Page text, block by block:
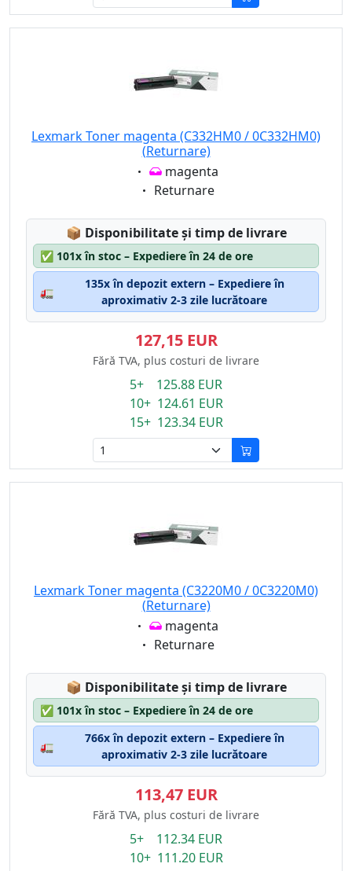
Lexmark Toner magenta (C332HM0 / 0C332HM0)
(Returnare)
Eigenschaft:
magenta
Eigenschaft:
Returnare
📦 Lagerstatus:
Disponibilitate și timp de livrare
✅ 101x în stoc – Expediere în 24 de ore
🚛
135x în depozit extern – Expediere în
aproximativ 2-3 zile lucrătoare
127,15 EUR
Fără TVA, plus costuri de livrare
5+ 125.88 EUR
10+ 124.61 EUR
15+ 123.34 EUR
Lexmark Toner magenta (C3220M0 / 0C3220M0)
(Returnare)
Eigenschaft:
magenta
Eigenschaft:
Returnare
📦 Lagerstatus:
Disponibilitate și timp de livrare
✅ 101x în stoc – Expediere în 24 de ore
🚛
766x în depozit extern – Expediere în
aproximativ 2-3 zile lucrătoare
113,47 EUR
Fără TVA, plus costuri de livrare
5+ 112.34 EUR
10+ 111.20 EUR